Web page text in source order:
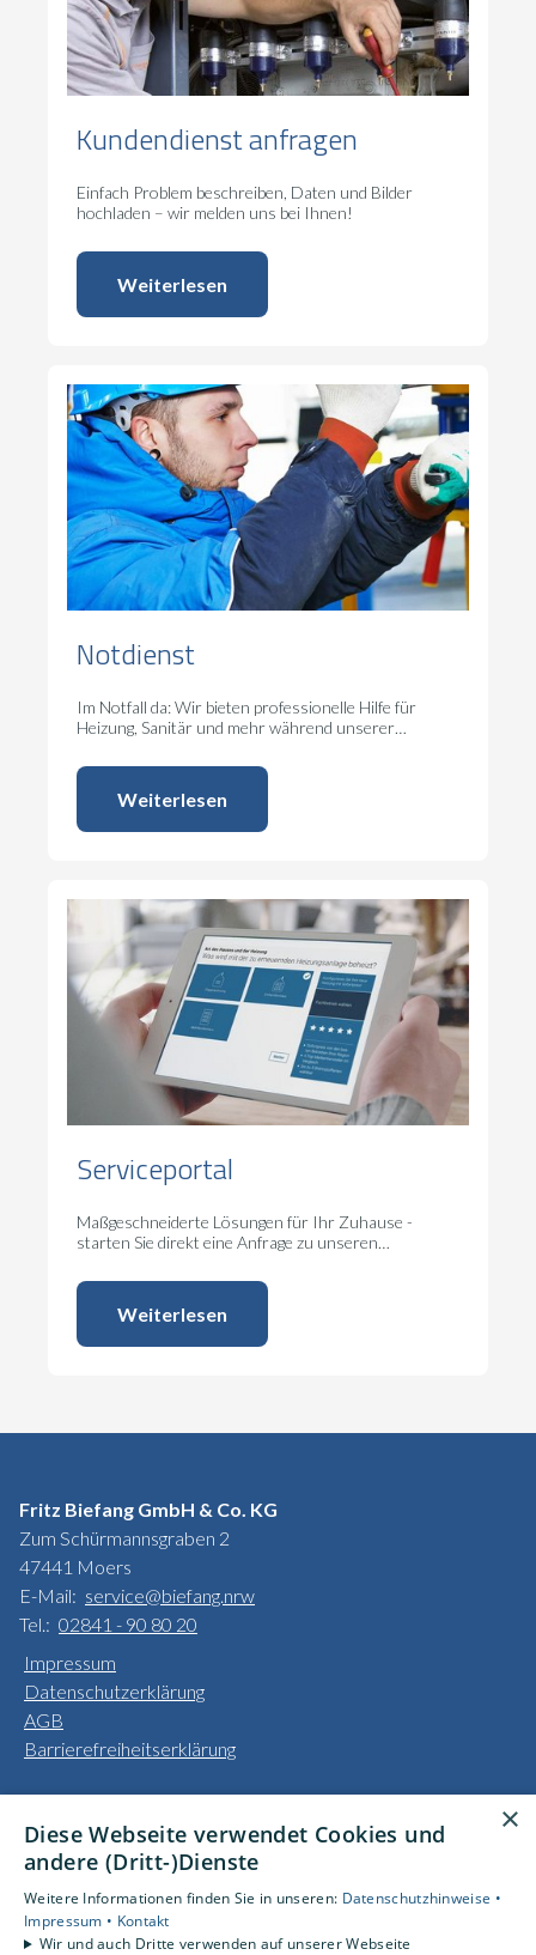
Kundendienst anfragen
Einfach Problem beschreiben, Daten und Bilder
hochladen – wir melden uns bei Ihnen!
Weiterlesen
Notdienst
Im Notfall da: Wir bieten professionelle Hilfe für
Heizung, Sanitär und mehr während unserer
Weiterlesen
Serviceportal
Maßgeschneiderte Lösungen für Ihr Zuhause -
starten Sie direkt eine Anfrage zu unseren
Weiterlesen
Fritz Biefang GmbH & Co. KG
Zum Schürmannsgraben 2
47441 Moers
E-Mail: service@biefang.nrw
Tel.: 02841 - 90 80 20
Impressum
Datenschutzerklärung
AGB
Barrierefreiheitserklärung
Privatkunden
Gewerbekunden
Karriere
Unternehmen
Kontakt
×
Diese Webseite verwendet Cookies und
andere (Dritt-)Dienste
Weitere Informationen finden Sie in unseren: Datenschutzhinweise •
Impressum • Kontakt
Wir und auch Dritte verwenden auf unserer Webseite